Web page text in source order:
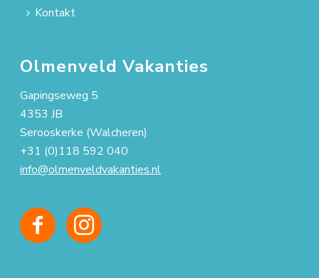
Kontakt
Olmenveld Vakanties
Gapingseweg 5
4353 JB
Serooskerke (Walcheren)
+31 (0)118 592 040
info@olmenveldvakanties.nl